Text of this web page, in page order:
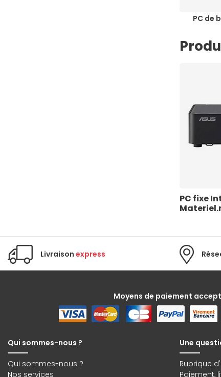
PC de
PC fixe
Livraison express
Moyens de paiement
Qui sommes-nous ?
Qui sommes-nous ?
Nos services
Une
Rubrique
Paiement,